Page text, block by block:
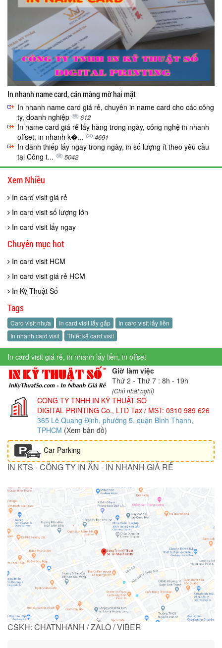
In nhanh name card, cán màng mờ hai mặt
In nhanh name card giá rẻ, chuyên in name card cho các công
ty, doanh nghiệp
612
In name card giá rẻ lấy hàng trong ngày, công nghệ in nhanh
offset, in nhanh k�...
4691
In danh thiếp lấy ngay trong ngày, in số lượng ít theo yêu cầu
tại Công t...
5042
Xem Nhiều
In card visit giá rẻ
In card visit số lượng lớn
In card visit lấy ngay
Chuyên mục hot
In card visit HCM
In card visit giá rẻ HCM
In Kỹ Thuật Số
Tags
Card visit nhựa In card visit lấy gấp
In card visit lấy liền
In nhanh card visit
Thiết kế card visit
In card visit giá rẻ, in nhanh lấy liền, in offset
Giờ làm việc
Thứ 2 - Thứ 7 : 8h - 19h
(Chủ nhật nghỉ)
CÔNG TY TNHH IN KỸ THUẬT SỐ
DIGITAL PRINTING Co., LTD Tax / MST: 0310 989 626
365 Lê Quang Định, phường 5, quận Bình Thạnh,
TPHCM (Xem bản đồ)
Car Parking
IN KTS - CÔNG TY IN ẤN - IN NHANH GIÁ RẺ
CSKH: CHATNHANH / ZALO / VIBER